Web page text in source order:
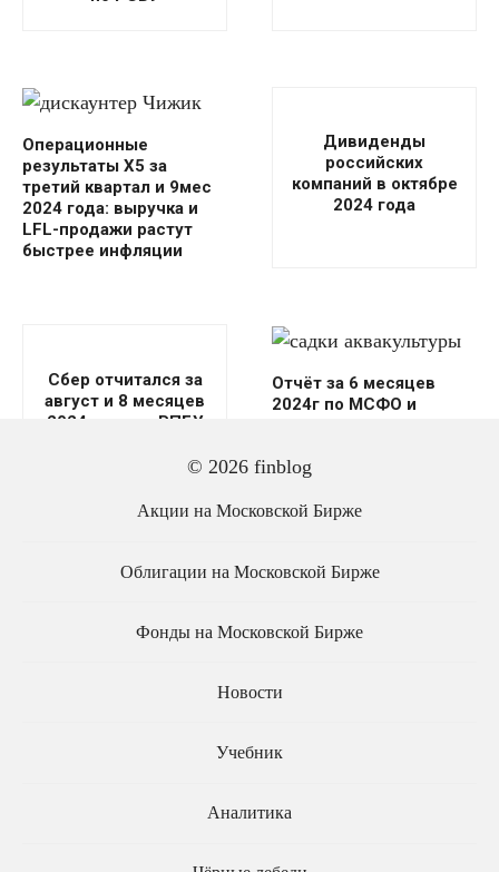
Операционные
результаты X5 за
третий квартал и 9мес
2024 года: выручка и
LFL-продажи растут
быстрее инфляции
Дивиденды
российских
компаний в октябре
2024 года
Сбер отчитался за
август и 8 месяцев
2024 года по РПБУ
Отчёт за 6 месяцев
2024г по МСФО и
Инарктики.
года по МСФО
© 2026 finblog
Акции на Московской Бирже
Облигации на Московской Бирже
Фонды на Московской Бирже
Новости
Учебник
Аналитика